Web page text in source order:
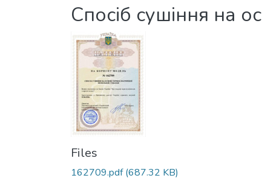
Спосіб сушіння на
Files
162709.pdf(687.32 KB)